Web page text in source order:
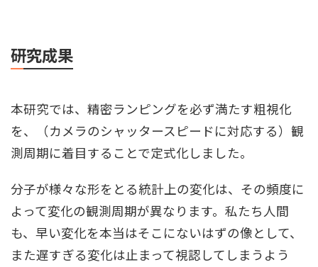
研究成果
本研究では、精密ランピングを必ず満たす粗視化
を、（カメラのシャッタースピードに対応する）観
測周期に着⽬することで定式化しました。
分⼦が様々な形をとる統計上の変化は、その頻度に
よって変化の観測周期が異なります。私たち⼈間
も、早い変化を本当はそこにないはずの像として、
また遅すぎる変化は⽌まって視認してしまうよう